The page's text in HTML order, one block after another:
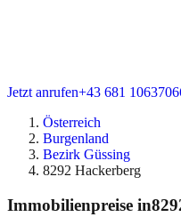
Jetzt anrufen+43 681
Österreich
Burgenland
Bezirk Güssing
8292 Hackerberg
Immobilienpreise in